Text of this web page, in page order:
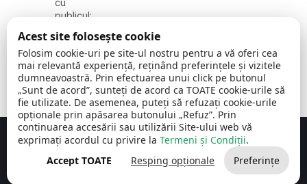
cu
publicul:
08:00 -
16:30
, vineri:
08:00 -
14:00
Comuna Cerchezu © 2026Toate drepturile rezervate
Concept realizat de Big Media Relații Publice SRL
Acest site folosește cookie
Folosim cookie-uri pe site-ul nostru pentru a vă oferi cea
mai relevantă experiență, reținând preferințele și vizitele
dumneavoastră. Prin efectuarea unui click pe butonul
„Sunt de acord”, sunteți de acord ca TOATE cookie-urile să
fie utilizate. De asemenea, puteți să refuzați cookie-urile
opționale prin apăsarea butonului „Refuz”. Prin
continuarea accesării sau utilizării Site-ului web vă
exprimați acordul cu privire la Termeni și Condiții.
Accept TOATE
Resping opționale Preferințe